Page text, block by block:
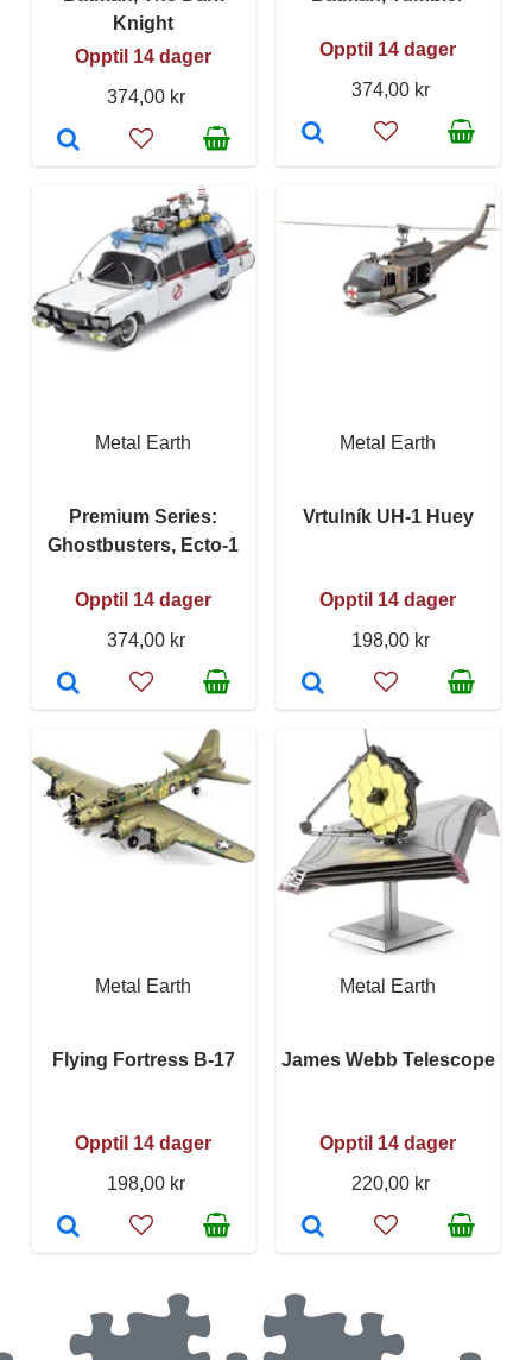
Knight
Opptil 14 dager
374,00 kr
Opptil 14 dager
374,00 kr
Metal Earth
Premium Series:
Ghostbusters, Ecto-1
Opptil 14 dager
374,00 kr
Metal Earth
Vrtulník UH-1 Huey
Opptil 14 dager
198,00 kr
Metal Earth
Flying Fortress B-17
Opptil 14 dager
198,00 kr
Metal Earth
James Webb Telescope
Opptil 14 dager
220,00 kr